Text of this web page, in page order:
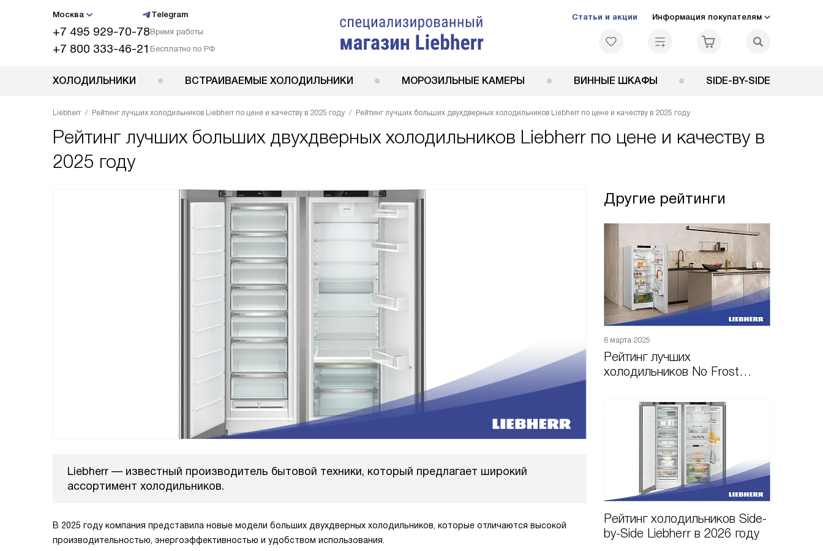
Москва Telegram
+7 495 929-70-78Время работы
+7 800 333-46-21 Бесплатно по РФ
Статьи и акции Информация покупателям
ХОЛОДИЛЬНИКИ ВСТРАИВАЕМЫЕ ХОЛОДИЛЬНИКИ МОРОЗИЛЬНЫЕ КАМЕРЫ ВИННЫЕ ШКАФЫ SIDE-BY-SIDE
Liebherr Рейтинг лучших холодильников Liebherr по цене и качеству в 2025 году Рейтинг лучших больших двухдверных холодильников Liebherr по цене и качеству в 2025 году
Рейтинг лучших больших двухдверных холодильников Liebherr по цене и качеству в
2025 году
Liebherr — известный производитель бытовой техники, который предлагает широкий
ассортимент холодильников.
В 2025 году компания представила новые модели больших двухдверных холодильников, которые отличаются высокой
производительностью, энергоэффективностью и удобством использования.
Другие рейтинги
6 марта 2025
Рейтинг лучших
холодильников No Frost
2025 году
Рейтинг холодильников Side-
by-Side Liebherr в 2026 году